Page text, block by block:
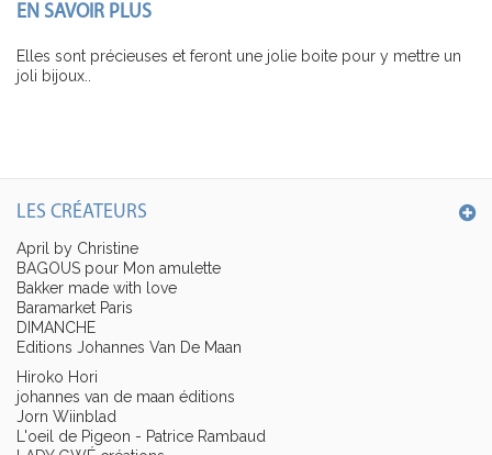
EN SAVOIR PLUS
Elles sont précieuses et feront une jolie boite pour y mettre un
joli bijoux..
LES CRÉATEURS
April by Christine
BAGOUS pour Mon amulette
Bakker made with love
Baramarket Paris
DIMANCHE
Editions Johannes Van De Maan
Hiroko Hori
johannes van de maan éditions
Jorn Wiinblad
L'oeil de Pigeon - Patrice Rambaud